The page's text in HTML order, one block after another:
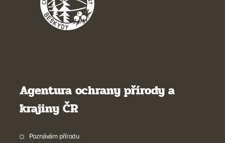
Agentura ochrany přírody a
krajiny ČR
Poznávám přírodu